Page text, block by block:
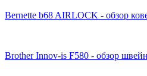
Bernette b68 AIRLOCK - обзор
Brother Innov-is F580 - обзор